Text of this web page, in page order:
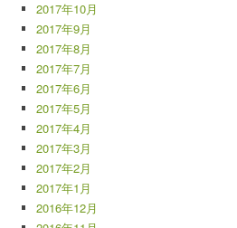
2017年10月
2017年9月
2017年8月
2017年7月
2017年6月
2017年5月
2017年4月
2017年3月
2017年2月
2017年1月
2016年12月